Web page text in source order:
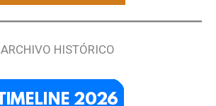
ARCHIVO HISTÓRICO